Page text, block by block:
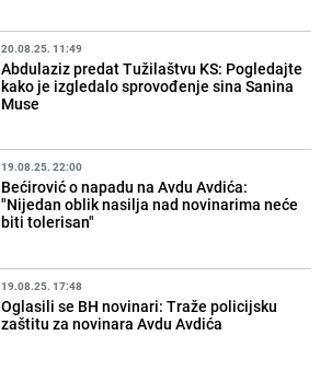
20.08.25. 11:49
Abdulaziz predat Tužilaštvu KS: Pogledajte
kako je izgledalo sprovođenje sina Sanina
Muse
19.08.25. 22:00
Bećirović o napadu na Avdu Avdića:
"Nijedan oblik nasilja nad novinarima neće
biti tolerisan"
19.08.25. 17:48
Oglasili se BH novinari: Traže policijsku
zaštitu za novinara Avdu Avdića